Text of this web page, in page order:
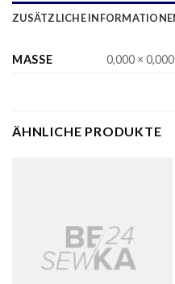
ZUSÄTZLICHE
MASSE 0,000 ×
ÄHNLICHE PRODUKTE